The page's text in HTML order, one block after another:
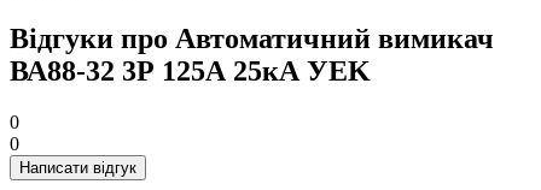
Відгуки про Автоматичний вимикач
ВА88-32 3Р 125А 25кА УEK
0
0
Написати відгук